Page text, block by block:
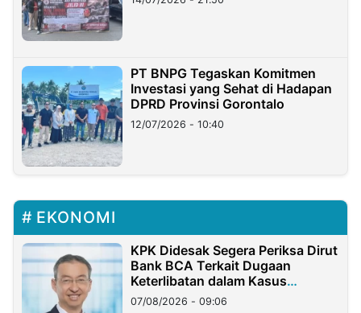
PT BNPG Tegaskan Komitmen
Investasi yang Sehat di Hadapan
DPRD Provinsi Gorontalo
12/07/2026 - 10:40
EKONOMI
KPK Didesak Segera Periksa Dirut
Bank BCA Terkait Dugaan
Keterlibatan dalam Kasus
Hilangnya Dana Nasabah Rp2,58
07/08/2026 - 09:06